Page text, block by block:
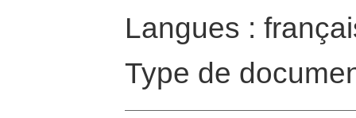
Langues :
Type de